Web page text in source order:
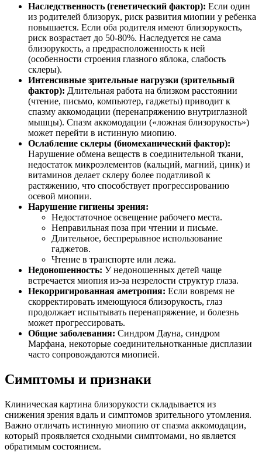
Наследственность (генетический фактор): Если один
из родителей близорук, риск развития миопии у ребенка
повышается. Если оба родителя имеют близорукость,
риск возрастает до 50-80%. Наследуется не сама
близорукость, а предрасположенность к ней
(особенности строения глазного яблока, слабость
склеры).
Интенсивные зрительные нагрузки (зрительный
фактор): Длительная работа на близком расстоянии
(чтение, письмо, компьютер, гаджеты) приводит к
спазму аккомодации (перенапряжению внутриглазной
мышцы). Спазм аккомодации («ложная близорукость»)
может перейти в истинную миопию.
Ослабление склеры (биомеханический фактор):
Нарушение обмена веществ в соединительной ткани,
недостаток микроэлементов (кальций, магний, цинк) и
витаминов делает склеру более податливой к
растяжению, что способствует прогрессированию
осевой миопии.
Нарушение гигиены зрения:
Недостаточное освещение рабочего места.
Неправильная поза при чтении и письме.
Длительное, беспрерывное использование
гаджетов.
Чтение в транспорте или лежа.
Недоношенность: У недоношенных детей чаще
встречается миопия из-за незрелости структур глаза.
Некорригированная аметропия: Если вовремя не
скорректировать имеющуюся близорукость, глаз
продолжает испытывать перенапряжение, и болезнь
может прогрессировать.
Общие заболевания: Синдром Дауна, синдром
Марфана, некоторые соединительнотканные дисплазии
часто сопровождаются миопией.
Симптомы и признаки
Клиническая картина близорукости складывается из
снижения зрения вдаль и симптомов зрительного утомления.
Важно отличать истинную миопию от спазма аккомодации,
который проявляется сходными симптомами, но является
обратимым состоянием.